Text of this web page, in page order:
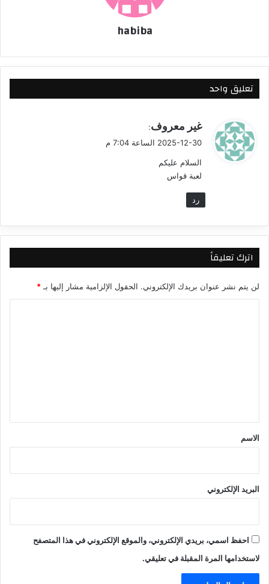
habiba
تعليق واحد
ي
ق
ل
غير معروف:
2025-12-30 الساعة 7:04 م
السلام عليكم
لعبة قواس
رد
اترك تعليقاً
لن يتم نشر عنوان بريدك الإلكتروني. الحقول الإلزامية مشار إليها بـ*
*
الاسم
البريد الإلكتروني
احفظ اسمي، بريدي الإلكتروني، والموقع الإلكتروني في هذا المتصفح
لاستخدامها المرة المقبلة في تعليقي.